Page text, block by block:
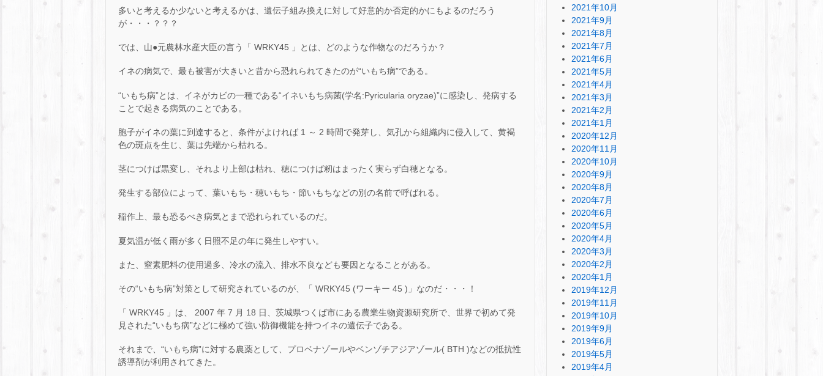
多いと考えるか少ないと考えるかは、遺伝子組み換えに対して好意的か否定的かにもよるのだろう
が・・・？？？
では、山●元農林水産大臣の言う「 WRKY45 」とは、どのような作物なのだろうか？
イネの病気で、最も被害が大きいと昔から恐れられてきたのが“いもち病”である。
“いもち病”とは、イネがカビの一種である“イネいもち病菌(学名:Pyricularia oryzae)”に感染し、発病する
ことで起きる病気のことである。
胞子がイネの葉に到達すると、条件がよければ 1 ～ 2 時間で発芽し、気孔から組織内に侵入して、黄褐
色の斑点を生じ、葉は先端から枯れる。
茎につけば黒変し、それより上部は枯れ、穂につけば籾はまったく実らず白穂となる。
発生する部位によって、葉いもち・穂いもち・節いもちなどの別の名前で呼ばれる。
稲作上、最も恐るべき病気とまで恐れられているのだ。
夏気温が低く雨が多く日照不足の年に発生しやすい。
また、窒素肥料の使用過多、冷水の流入、排水不良なども要因となることがある。
その“いもち病”対策として研究されているのが、「 WRKY45 (ワーキー 45 )」なのだ・・・！
「 WRKY45 」は、 2007 年 7 月 18 日、茨城県つくば市にある農業生物資源研究所で、世界で初めて発
見された“いもち病”などに極めて強い防御機能を持つイネの遺伝子である。
それまで、“いもち病”に対する農薬として、プロベナゾールやベンゾチアジアゾール( BTH )などの抵抗性
誘導剤が利用されてきた。
2021年10月
2021年9月
2021年8月
2021年7月
2021年6月
2021年5月
2021年4月
2021年3月
2021年2月
2021年1月
2020年12月
2020年11月
2020年10月
2020年9月
2020年8月
2020年7月
2020年6月
2020年5月
2020年4月
2020年3月
2020年2月
2020年1月
2019年12月
2019年11月
2019年10月
2019年9月
2019年6月
2019年5月
2019年4月